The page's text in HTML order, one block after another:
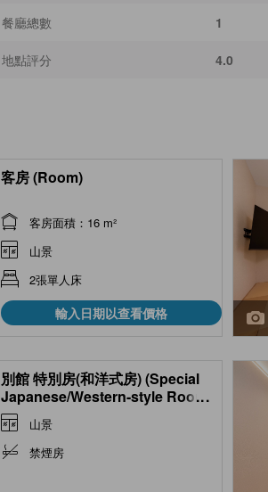
餐廳總數 1
地點評分 4.0
客房 (Room)
客房面積：16 m²
山景
2張單人床
輸入日期以查看價格
別館 特別房(和洋式房) (Special
Japanese/Western-style Room
(Annex Wing) )
...
山景
禁煙房